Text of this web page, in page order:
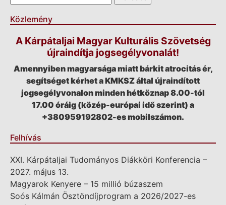
Közlemény
A Kárpátaljai Magyar Kulturális Szövetség
újraindítja jogsegélyvonalát!
Amennyiben magyarsága miatt bárkit atrocitás ér,
segítséget kérhet a KMKSZ által újraindított
jogsegélyvonalon minden hétköznap 8.00-tól
17.00 óráig (közép-európai idő szerint) a
+380959192802-es mobilszámon.
Felhívás
XXI. Kárpátaljai Tudományos Diákköri Konferencia –
2027. május 13.
Magyarok Kenyere – 15 millió búzaszem
Soós Kálmán Ösztöndíjprogram a 2026/2027-es